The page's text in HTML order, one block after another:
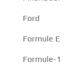
Ford
Formule E
Formule-1